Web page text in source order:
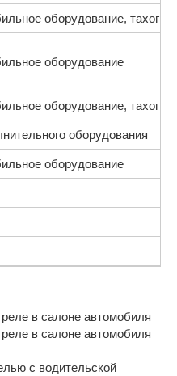
оборудование,
оборудование
оборудование,
оборудования
оборудование
с водительской